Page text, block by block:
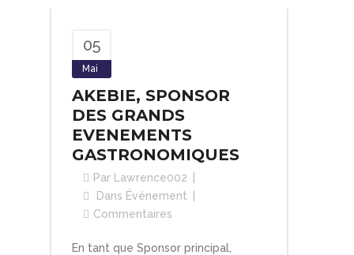
05
Mai
AKEBIE, SPONSOR
DES GRANDS
EVENEMENTS
GASTRONOMIQUES
Par
Lawrence002
Dans Événement
Commentaires
En tant que Sponsor principal,